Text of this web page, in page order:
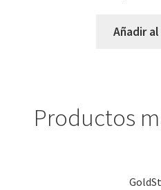
Añadir
Productos